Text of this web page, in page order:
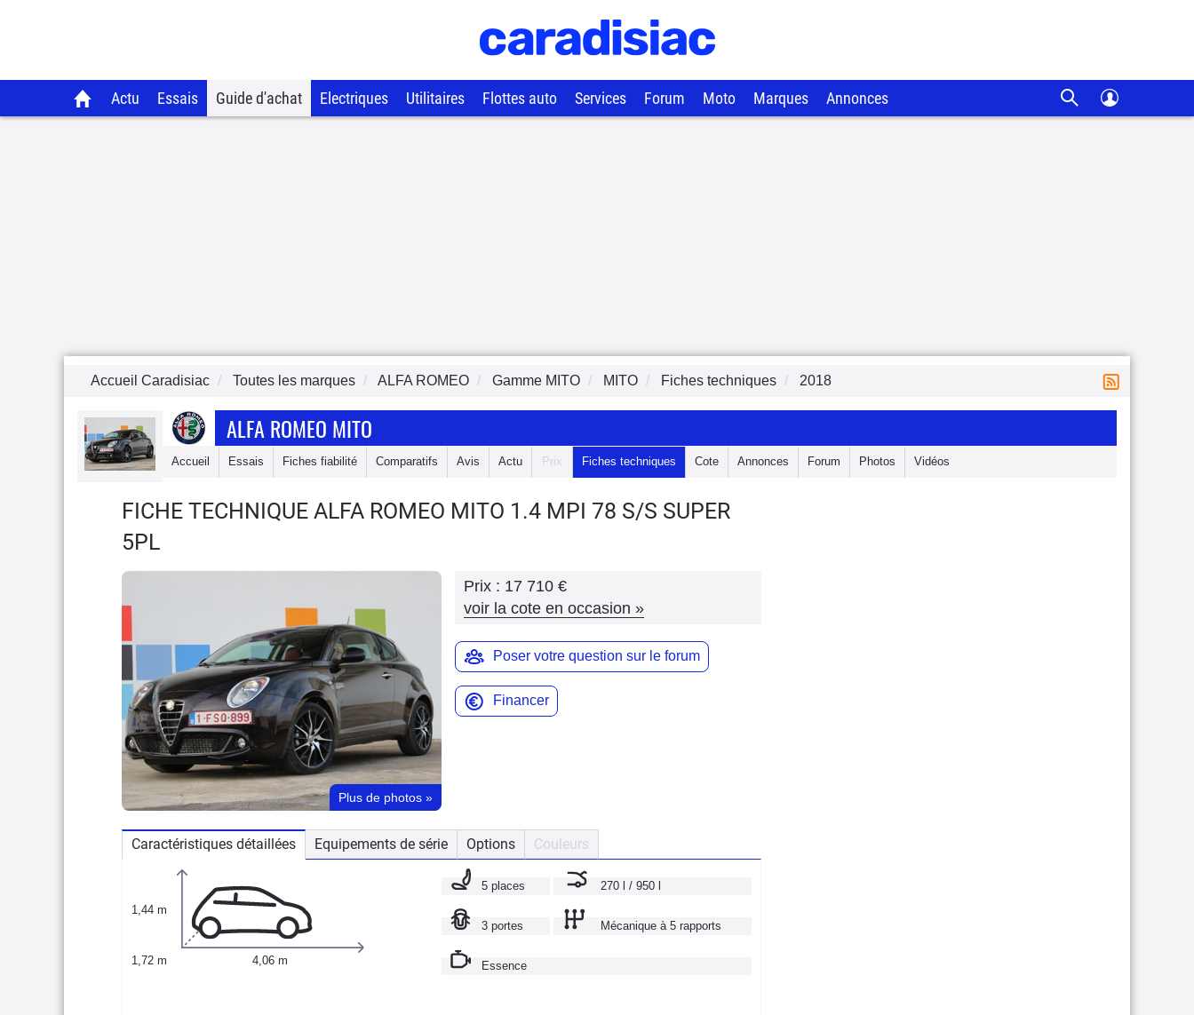
Actu Essais Guide d'achat Electriques Utilitaires Flottes auto Services Forum Moto Marques Annonces
Accueil Caradisiac Toutes les marques ALFA ROMEO Gamme MITO MITO Fiches techniques 2018
ALFA ROMEO MITO
Accueil Essais Fiches fiabilité Comparatifs Avis Actu Prix Fiches techniques Cote Annonces Forum Photos Vidéos
FICHE TECHNIQUE ALFA ROMEO MITO 1.4 MPI 78 S/S SUPER
5PL
Plus de photos »
Prix : 17 710 €
voir la cote en occasion »
Poser votre question sur le forum
Financer
Caractéristiques détaillées Equipements de série Options Couleurs
1,44 m
1,72 m 4,06 m
5 places 270 l / 950 l
3 portes Mécanique à 5 rapports
Essence